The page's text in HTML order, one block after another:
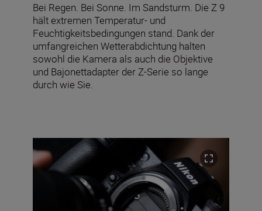
Bei Regen. Bei Sonne. Im Sandsturm. Die Z 9
hält extremen Temperatur- und
Feuchtigkeitsbedingungen stand. Dank der
umfangreichen Wetterabdichtung halten
sowohl die Kamera als auch die Objektive
und Bajonettadapter der Z-Serie so lange
durch wie Sie.